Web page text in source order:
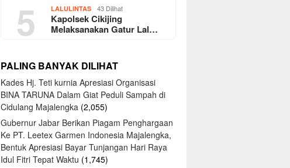
5 LALULINTAS 43 Dilihat
Kapolsek Cikijing
Melaksanakan Gatur Lal…
PALING BANYAK DILIHAT
Kades Hj. Teti kurnia Apresiasi Organisasi
BINA TARUNA Dalam Giat Peduli Sampah di
Cidulang Majalengka (2,055)
Gubernur Jabar Berikan Piagam Penghargaan
Ke PT. Leetex Garmen Indonesia Majalengka,
Bentuk Apresiasi Bayar Tunjangan Hari Raya
Idul Fitri Tepat Waktu (1,745)